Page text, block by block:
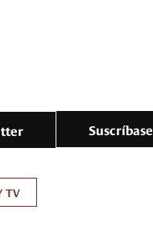
Suscríbase
TV